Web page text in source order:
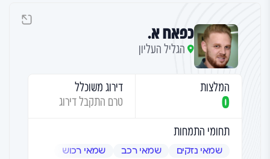
כפאח א.
הגליל העליון
המלצות
0
דירוג משוכלל
טרם התקבל דירוג
תחומי התמחות
שמאי נזקים שמאי רכב שמאי רכוש